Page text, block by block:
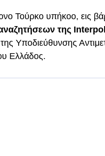
Τούρκο υπήκοο, εις
της
Υποδιεύθυνσης
Ελλάδος.